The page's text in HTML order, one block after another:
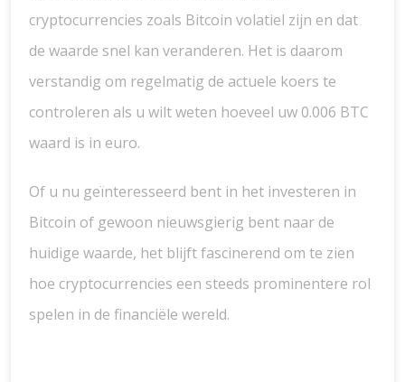
cryptocurrencies zoals Bitcoin volatiel zijn en dat
de waarde snel kan veranderen. Het is daarom
verstandig om regelmatig de actuele koers te
controleren als u wilt weten hoeveel uw 0.006 BTC
waard is in euro.
Of u nu geïnteresseerd bent in het investeren in
Bitcoin of gewoon nieuwsgierig bent naar de
huidige waarde, het blijft fascinerend om te zien
hoe cryptocurrencies een steeds prominentere rol
spelen in de financiële wereld.